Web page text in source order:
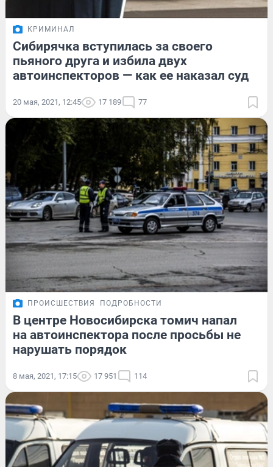
КРИМИНАЛ
Сибирячка вступилась за своего
пьяного друга и избила двух
автоинспекторов — как ее наказал суд
20 мая, 2021, 12:45 17 189 77
ПРОИСШЕСТВИЯ ПОДРОБНОСТИ
В центре Новосибирска томич напал
на автоинспектора после просьбы не
нарушать порядок
8 мая, 2021, 17:15 17 951 114